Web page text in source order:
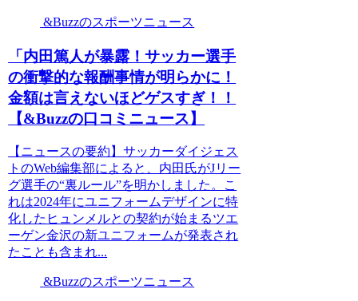
&Buzzのスポーツニュース
「内田篤人が暴露！サッカー選手
の衝撃的な報酬事情が明らかに！
金額は言えないほどゲスすぎ！！
【&Buzzの口コミニュース】
【ニュースの要約】サッカーダイジェス
トのWeb編集部によると、内田氏がJリー
グ選手の“裏ルール”を明かしました。こ
れは2024年にユニフォームデザインに特
化したヒュンメルとの契約が始まるツエ
ーゲン金沢の新ユニフォームが発表され
たことも含まれ...
&Buzzのスポーツニュース